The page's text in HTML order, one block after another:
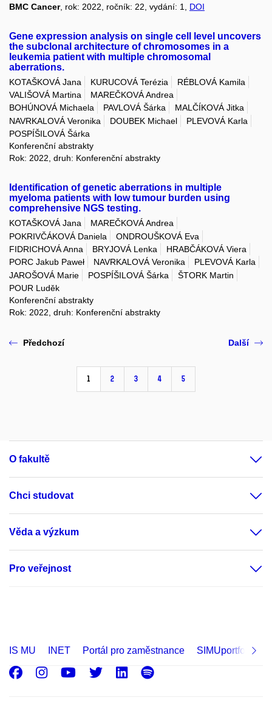
BMC Cancer, rok: 2022, ročník: 22, vydání: 1, DOI
Gene expression analysis on single cell level uncovers
the subclonal architecture of chromosomes in a
leukemia patient with multiple chromosomal
aberrations.
KOTAŠKOVÁ Jana KURUCOVÁ Terézia
RÉBLOVÁ Kamila
VALIŠOVÁ Martina
MAREČKOVÁ Andrea
BOHÚNOVÁ Michaela
PAVLOVÁ Šárka
MALČÍKOVÁ Jitka
NAVRKALOVÁ Veronika
DOUBEK Michael
PLEVOVÁ Karla
POSPÍŠILOVÁ Šárka
Konferenční abstrakty
Rok: 2022, druh: Konferenční abstrakty
Identification of genetic aberrations in multiple
myeloma patients with low tumour burden using
comprehensive NGS testing.
KOTAŠKOVÁ Jana
MAREČKOVÁ Andrea
POKRIVČÁKOVÁ Daniela
ONDROUŠKOVÁ Eva
FIDRICHOVÁ Anna
BRYJOVÁ Lenka
HRABČÁKOVÁ Viera
PORC Jakub Paweł
NAVRKALOVÁ Veronika
PLEVOVÁ Karla
JAROŠOVÁ Marie
POSPÍŠILOVÁ Šárka
ŠTORK Martin
POUR Luděk
Konferenční abstrakty
Rok: 2022, druh: Konferenční abstrakty
Předchozí
1 2 3 4 5
Další
O fakultě
Chci studovat
Věda a výzkum
Pro veřejnost
IS MU INET Portál pro zaměstnance SIMUportfolio
Facebook
Instagram
Youtube
Twitter
LinkedIn
Spotify